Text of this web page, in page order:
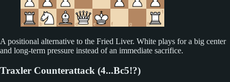
A positional alternative to the Fried Liver. White plays for a big center
and long-term pressure instead of an immediate sacrifice.
Traxler Counterattack (4...Bc5!?)